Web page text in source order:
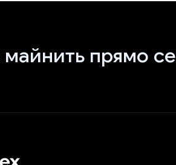
прямо